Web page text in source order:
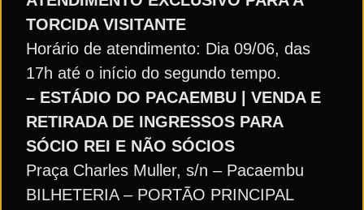
TORCIDA VISITANTE
Horário de atendimento: Dia 09/06, das
17h até o início do segundo tempo.
– ESTÁDIO DO PACAEMBU | VENDA E
RETIRADA DE INGRESSOS PARA
SÓCIO REI E NÃO SÓCIOS
Praça Charles Muller, s/n – Pacaembu
BILHETERIA – PORTÃO PRINCIPAL